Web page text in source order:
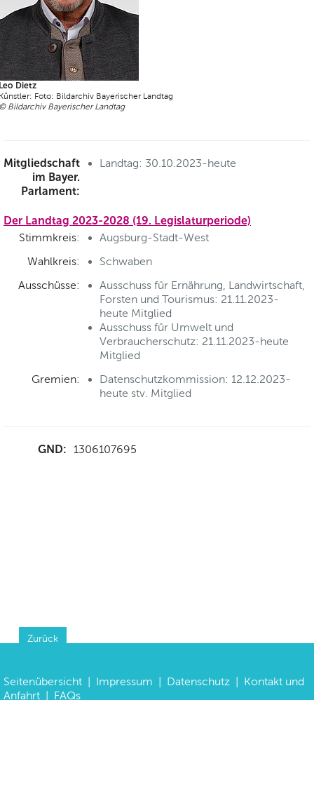
Dietz
Foto: Bildarchiv Bayerischer Landtag
Bildarchiv Bayerischer Landtag
Mitgliedschaft
im Bayer.
Parlament:
Landtag: 30.10.2023-heute
Der Landtag 2023-2028 (19. Legislaturperiode)
Stimmkreis:
Augsburg-Stadt-West
Wahlkreis:
Schwaben
Ausschüsse:
Ausschuss für Ernährung, Landwirtschaft,
Forsten und Tourismus: 21.11.2023-
heute Mitglied
Ausschuss für Umwelt und
Verbraucherschutz: 21.11.2023-heute
Mitglied
Gremien:
Datenschutzkommission: 12.12.2023-
heute stv. Mitglied
GND: 1306107695
Zurück
Seitenübersicht Impressum Datenschutz
Kontakt und
Anfahrt
FAQs